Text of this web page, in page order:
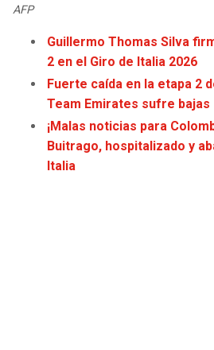
COWBOYS
GIANTS
EAGLES
CLIPPERS
LAKERS
SUNS
AFP
Guillermo Thomas Silva
2 en el Giro de Italia 2026
Fuerte caída en la etapa 2
Team Emirates sufre bajas
¡Malas noticias para
Buitrago, hospitalizado y
Italia